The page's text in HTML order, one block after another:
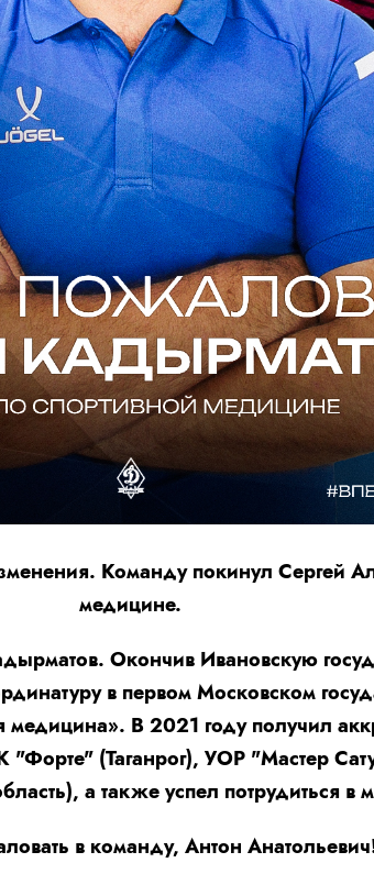
Команду покинул Сергей
медицине.
Окончив Ивановскую
в первом Московском
медицина». В 2021 году получил
"Форте" (Таганрог), УОР "Мастер
а также успел потрудиться
в команду, Антон